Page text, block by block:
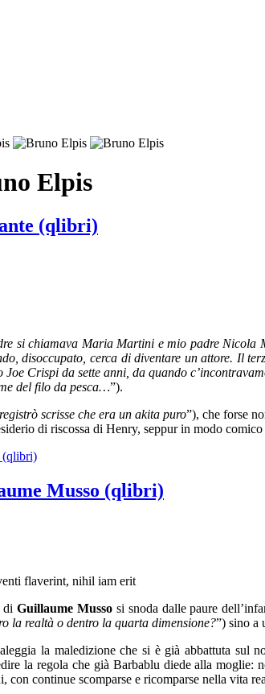
Elpis
(qlibri)
si chiamava Maria Martini e mio padre Nicola
disoccupato, cerca di diventare un attore. Il
Joe Crispi da sette anni, da quando
del filo da pesca…”).
scrisse che era un akita puro”), che forse
di riscossa di Henry, seppur in modo
(qlibri)
Musso (qlibri)
flaverint, nihil iam erit
Guillaume Mussosi snoda dalle paure
la realtà o dentro la quarta dimensione?”) sino a
la maledizione che si è già abbattuta sul
la regola che già Barbablu diede alla
continue scomparse e ricomparse nella vita